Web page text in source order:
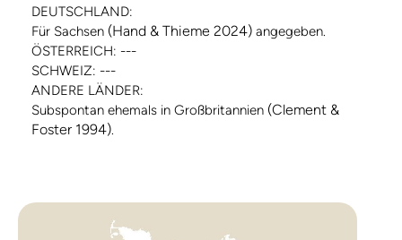
DEUTSCHLAND:
Für Sachsen (Hand & Thieme 2024) angegeben.
ÖSTERREICH: ---
SCHWEIZ: ---
ANDERE LÄNDER:
Subspontan ehemals in Großbritannien (Clement &
Foster 1994).